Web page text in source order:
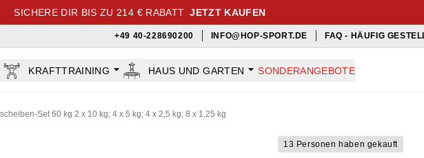
SICHERE DIR BIS ZU 214 € RABATT JETZT KAUFEN
+49 40-228690200 INFO@HOP-SPORT.DE FAQ - HÄUFIG
KRAFTTRAINING HAUS UND GARTEN SONDERANGEBOTE
Set 60 kg 2 x 10 kg; 4 x 5 kg; 4 x 2,5 kg; 8 x 1,25 kg
13 Personen haben gekauft